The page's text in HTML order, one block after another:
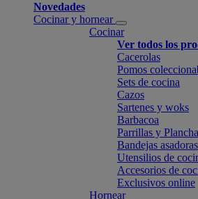
Novedades
Cocinar y hornear
Cocinar
Ver todos los
Cacerolas
Pomos
Sets de cocina
Cazos
Sartenes y woks
Barbacoa
Parrillas y
Bandejas
Utensilios de
Accesorios de
Exclusivos online
Hornear